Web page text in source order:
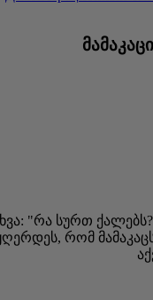
"რა სურთ
რომ